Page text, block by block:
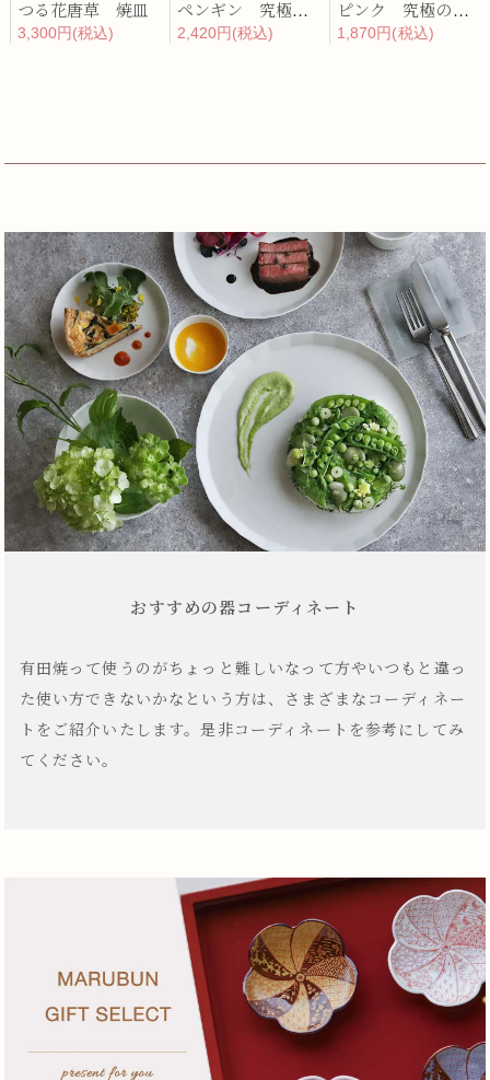
つる花唐草 焼皿
3,300円(税込)
ペンギン 究極のレンゲ
2,420円(税込)
ピンク 究極のレンゲ
1,870円(税込)
おすすめの器コーディネート
有田焼って使うのがちょっと難しいなって方やいつもと違っ
た使い方できないかなという方は、さまざまなコーディネー
トをご紹介いたします。是非コーディネートを参考にしてみ
てください。